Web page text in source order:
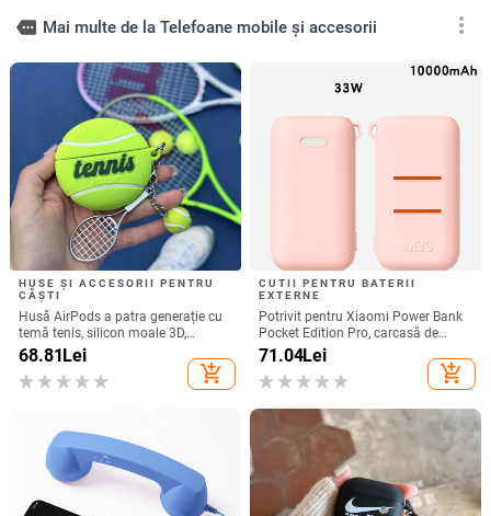
mat
more Mai multe de la Telefoane mobile și accesorii
HUSE ȘI ACCESORII PENTRU
CĂȘTI
Husă AirPods a patra generație cu
temă tenis, silicon moale 3D,
compatibilă cu AirPods 3 și Pro 2
68.81 Lei
add_shopping_cart
CUTII PENTRU BATERII
EXTERNE
Potrivit pentru Xiaomi Power Bank
Pocket Edition Pro, carcasă de
protecție din silicon 33W 10000mA,
antiderapantă pentru Power Bank
71.04Lei
add_shopping_cart
more_vert